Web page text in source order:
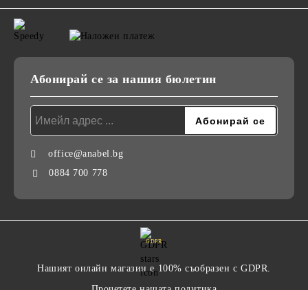
Абонирай се за нашия бюлетин
office@anabel.bg
0884 700 778
GDPR
Нашият онлайн магазин е 100% съобразен с GDPR.